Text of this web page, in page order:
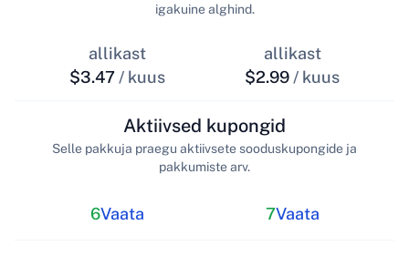
allikast
$3.47 / kuus
igakuine alghind.
allikast
$2.99 / kuus
6Vaata
Aktiivsed kupongid
Selle pakkuja praegu aktiivsete sooduskupongide ja
pakkumiste arv.
7Vaata